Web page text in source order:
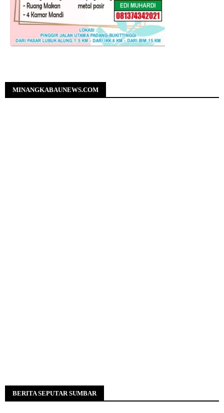
MINANGKABAUNEWS.COM
BERITA SEPUTAR SUMBAR